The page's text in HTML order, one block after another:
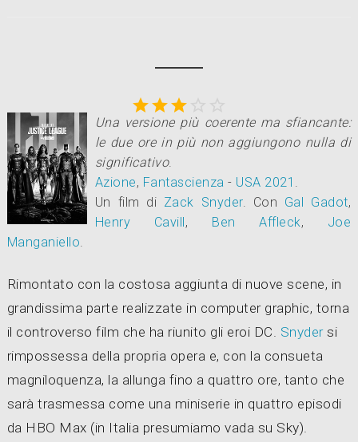

Una versione più coerente ma sfiancante:
le due ore in più non aggiungono nulla di
significativo.
Azione, Fantascienza - USA 2021
Un film di Zack Snyder. Con Gal Gadot,
Henry Cavill, Ben Affleck, Joe
Manganiello
Rimontato con la costosa aggiunta di nuove scene, in
grandissima parte realizzate in computer graphic, torna
il controverso film che ha riunito gli eroi DC. Snydersi
rimpossessa della propria opera e, con la consueta
magniloquenza, la allunga fino a quattro ore, tanto che
sarà trasmessa come una miniserie in quattro episodi
da HBO Max (in Italia presumiamo vada su Sky).